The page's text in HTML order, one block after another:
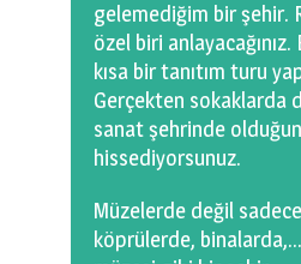
gelemediğim bir şehir.
özel biri
kısa bir tanıtım turu
Gerçekten sokaklarda
sanat şehrinde
hissediyorsunuz.
Müzelerde değil
köprülerde, binalarda,…